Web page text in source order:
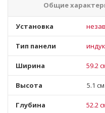
Общие
Установка
Тип панели
Ширина 59.2
Высота 5.1 см
Глубина 52.2